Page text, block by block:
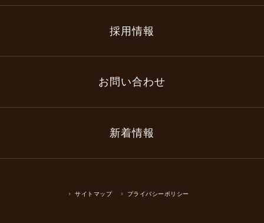
採用情報
お問い合わせ
新着情報
サイトマップ プライバシーポリシー